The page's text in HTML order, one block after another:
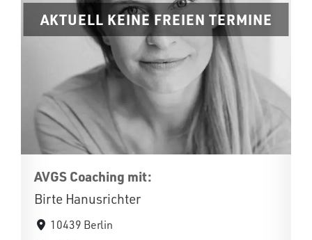
AKTUELL KEINE FREIEN TERMINE
AVGS Coaching mit:
Birte Hanusrichter
10439 Berlin